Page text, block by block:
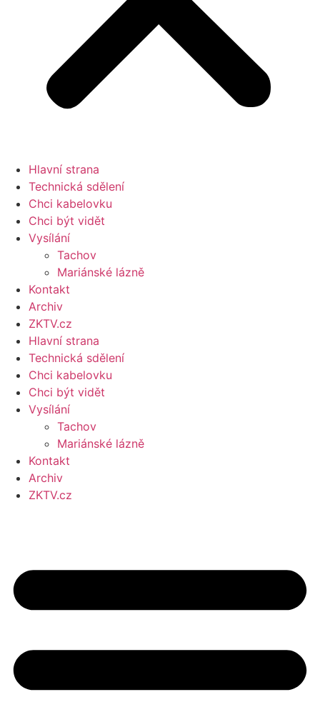
Hlavní strana
Technická sdělení
Chci kabelovku
Chci být vidět
Vysílání
Tachov
Mariánské lázně
Kontakt
Archiv
ZKTV.cz
Hlavní strana
Technická sdělení
Chci kabelovku
Chci být vidět
Vysílání
Tachov
Mariánské lázně
Kontakt
Archiv
ZKTV.cz